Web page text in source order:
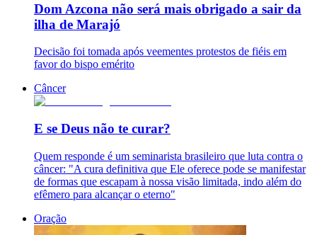
Dom Azcona não será mais obrigado a sair da
ilha de Marajó
Decisão foi tomada após veementes protestos de fiéis em
favor do bispo emérito
Câncer
E se Deus não te curar?
Quem responde é um seminarista brasileiro que luta contra o
câncer: "A cura definitiva que Ele oferece pode se manifestar
de formas que escapam à nossa visão limitada, indo além do
efêmero para alcançar o eterno"
Oração